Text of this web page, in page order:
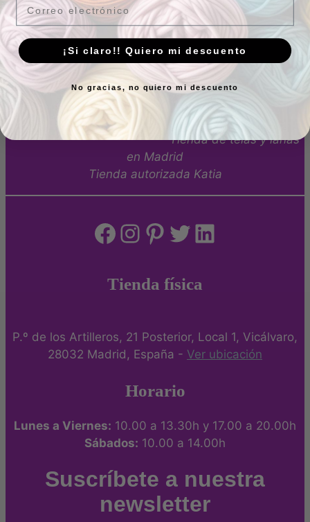
Aquarelle
Battikh
4,25€ IVA Incluído
15 en stock
Añadir al carrito
Valorado con5.00
de 5
19,95€ IVA Incluído
4 en stock
Añadir al carrito
Tienda de telas y lanas
en Madrid
Tienda autorizada Katia
Facebook
Instagram
Pinterest
Twitter
LinkedIn
Tienda física
P.º de los Artilleros, 21 Posterior, Local 1, Vicálvaro,
28032 Madrid, España - Ver ubicación
Horario
Lunes a Viernes: 10.00 a 13.30h y 17.00 a 20.00h
Sábados: 10.00 a 14.00h
Suscríbete a nuestra
newsletter
¡Si claro!! Quiero mi descuento
No gracias, no quiero mi descuento